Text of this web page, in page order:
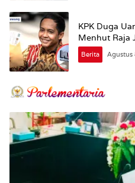
KPK Duga
Menhut Raja
Berita Agustus